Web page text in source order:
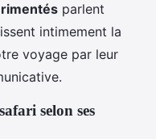
parlent
intimement la
voyage par leur
selon ses